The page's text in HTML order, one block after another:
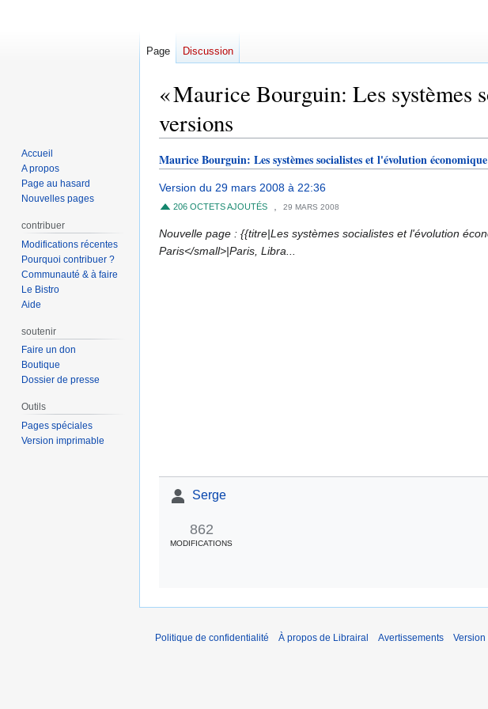
« Maurice Bourguin: Les systèmes
versions
Aller
la
navigation
Aller
la
recherche
Maurice Bourguin: Les systèmes socialistes et l'évolution économique
Version du 29 mars 2008 à 22:36
206 OCTETS AJOUTÉS 29 MARS 2008
Nouvelle page : {{titre|Les systèmes socialistes et l'évolution
Paris</small>|Paris, Libra...
Serge
862
MODIFICATIONS
Page Discussion
Accueil
A propos
Page au hasard
Nouvelles pages
contribuer
Modifications récentes
Pourquoi contribuer ?
Communauté & à faire
Le Bistro
Aide
soutenir
Faire un don
Boutique
Dossier de presse
Outils
Pages spéciales
Version imprimable
Politique de confidentialité À propos de Librairal Avertissements Version